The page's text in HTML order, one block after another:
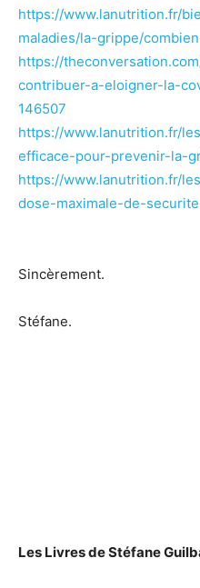
https://www.lanutrition.fr/
maladies/la-grippe/
https://
contribuer-a-eloigner-la-
146507
https://www.lanutrition.fr/
efficace-pour-prevenir-la-
https://www.lanutrition.fr/
dose-maximale-de-
Sincèrement.
Stéfane.
Les Livres de Stéfane